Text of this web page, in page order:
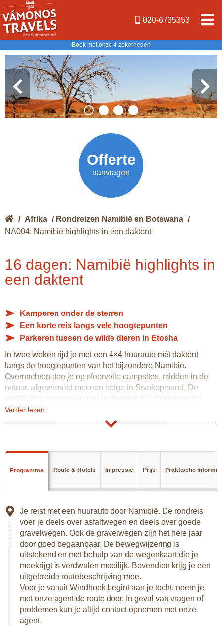
020-6735353
Boek met onze 4 zekerheden
Offerte
aanvragen
/ Afrika / Rondreizen Namibië en Botswana /
NA004: Namibië highlights in een daktent
16 dagen: Namibië highlights in
een daktent
Kamperen onder de sterren
Een korte reis langs vele hoogtepunten
Parkeren tussen de wilde dieren in Etosha
In twee weken rijd je met een 4×4 huurauto mét daktent
langs de hoogtepunten van het bijzondere Namibië.
Overnachten doe je op sfeervolle campsites, midden in de
natuur, afgewisseld met een lodge in Swakopmund. De
eerste stop is een camping in de ruige Kalahari-woestijn,
waar je je tent uitklapt in het rode zand en verrassend veel
zonsopgang over het rode zand.
slaapt hier in een lodge vanwege de ligging aan de
Atlantische Oceaan. De ochtenden en avonden kunnen kil
aanvoelen, een warme kamer is dan een stuk
comfortabeler. Vanuit Swakopmund kun je allerlei
activiteiten ondernemen zoals quadbiken, kajakken of een
dolfijnentocht.
Daarna rijd je noordwaarts naar het ruige Damaraland. Je
slaapt op een camping met uitzicht op bergen en
rotsformaties, dichtbij bezienswaardigheden zoals de
Vingerklip, de Brandberg en Twyfelfontein met zijn
eeuwenoude rotstekeningen.
Verder lezen
Programma Route & Hotels Impressie Prijs Praktische
Je reist met een huurauto door Namibië. De rondreis
voer je deels over asfaltwegen en deels over goede
gravelwegen. Ook de gravelwegen zijn het hele jaar
door goed begaanbaar. De bewegwijzering is
uitstekend en met behulp van de wegenkaart die je
meekrijgt is verdwalen moeilijk. Bovendien krijg je een
uitgebreide routebeschrijving mee.
Voor je vanuit Windhoek begint aan je tocht, neem je
met onze agent de route door. In geval van vragen of
problemen kun je altijd contact opnemen met onze
agent.